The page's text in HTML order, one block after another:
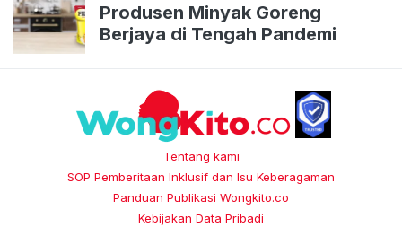
Produsen Minyak Goreng
Berjaya di Tengah Pandemi
Tentang kami
SOP Pemberitaan Inklusif dan Isu Keberagaman
Panduan Publikasi Wongkito.co
Kebijakan Data Pribadi